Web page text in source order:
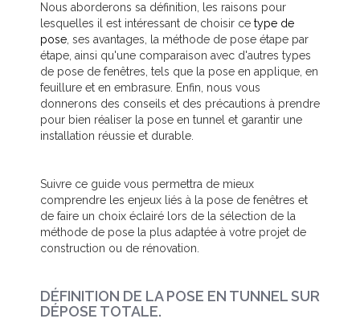
Nous aborderons sa définition, les raisons pour
lesquelles il est intéressant de choisir ce type de
pose, ses avantages, la méthode de pose étape par
étape, ainsi qu'une comparaison avec d'autres types
de pose de fenêtres, tels que la pose en applique, en
feuillure et en embrasure. Enfin, nous vous
donnerons des conseils et des précautions à prendre
pour bien réaliser la pose en tunnel et garantir une
installation réussie et durable.
Suivre ce guide vous permettra de mieux
comprendre les enjeux liés à la pose de fenêtres et
de faire un choix éclairé lors de la sélection de la
méthode de pose la plus adaptée à votre projet de
construction ou de rénovation.
DÉFINITION DE LA POSE EN TUNNEL SUR
DÉPOSE TOTALE.